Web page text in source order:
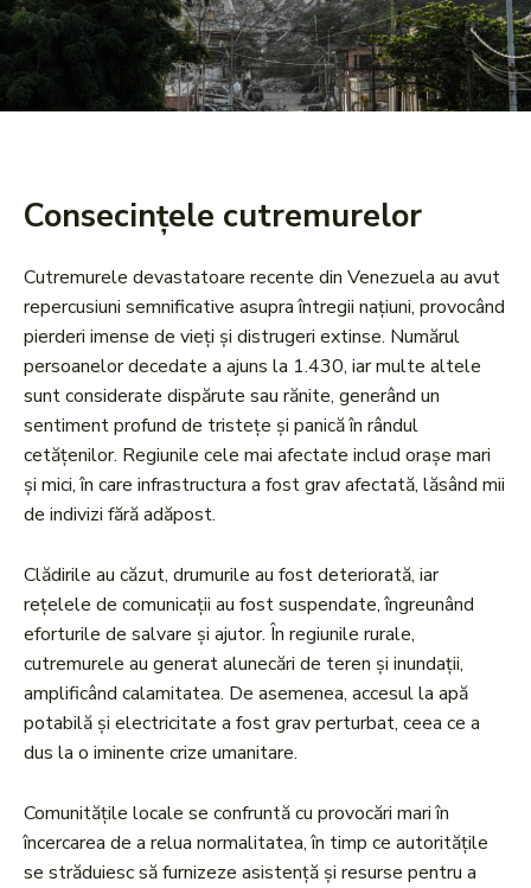
Consecințele cutremurelor
Cutremurele devastatoare recente din Venezuela au avut
repercusiuni semnificative asupra întregii națiuni, provocând
pierderi imense de vieți și distrugeri extinse. Numărul
persoanelor decedate a ajuns la 1.430, iar multe altele
sunt considerate dispărute sau rănite, generând un
sentiment profund de tristețe și panică în rândul
cetățenilor. Regiunile cele mai afectate includ orașe mari
și mici, în care infrastructura a fost grav afectată, lăsând mii
de indivizi fără adăpost.
Clădirile au căzut, drumurile au fost deteriorată, iar
rețelele de comunicații au fost suspendate, îngreunând
eforturile de salvare și ajutor. În regiunile rurale,
cutremurele au generat alunecări de teren și inundații,
amplificând calamitatea. De asemenea, accesul la apă
potabilă și electricitate a fost grav perturbat, ceea ce a
dus la o iminente crize umanitare.
Comunitățile locale se confruntă cu provocări mari în
încercarea de a relua normalitatea, în timp ce autoritățile
se străduiesc să furnizeze asistență și resurse pentru a